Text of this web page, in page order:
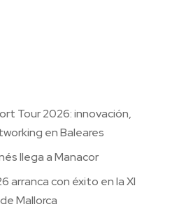
Tour 2026: innovación,
en Baleares
llega a Manacor
arranca con éxito en la XI
Mallorca